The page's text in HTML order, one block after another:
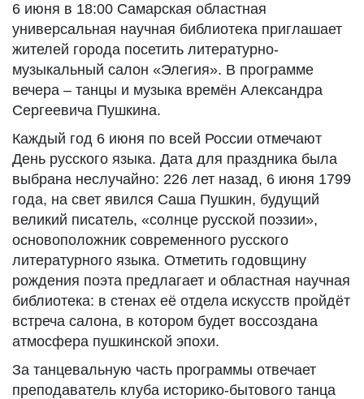
6 июня в 18:00 Самарская областная
универсальная научная библиотека приглашает
жителей города посетить литературно-
музыкальный салон «Элегия». В программе
вечера – танцы и музыка времён Александра
Сергеевича Пушкина.
Каждый год 6 июня по всей России отмечают
День русского языка. Дата для праздника была
выбрана неслучайно: 226 лет назад, 6 июня 1799
года, на свет явился Саша Пушкин, будущий
великий писатель, «солнце русской поэзии»,
основоположник современного русского
литературного языка. Отметить годовщину
рождения поэта предлагает и областная научная
библиотека: в стенах её отдела искусств пройдёт
встреча салона, в котором будет воссоздана
атмосфера пушкинской эпохи.
За танцевальную часть программы отвечает
преподаватель клуба историко-бытового танца